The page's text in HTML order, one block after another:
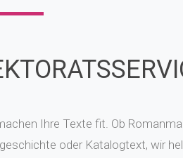
Ihre Texte fit. Ob
oder Katalogtext, wir